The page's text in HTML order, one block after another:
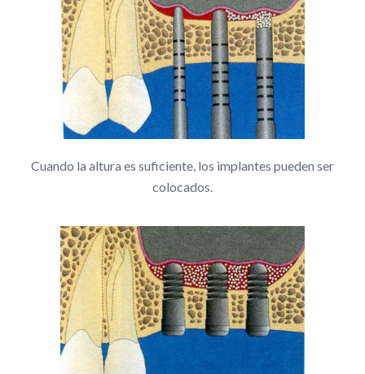
Cuando la altura es suficiente, los implantes pueden ser
colocados.